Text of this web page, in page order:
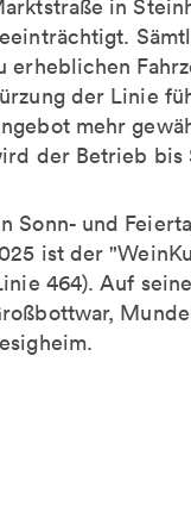
in
erheblichen
der Linie
mehr
der Betrieb bis
Sonn- und
ist der
464). Auf